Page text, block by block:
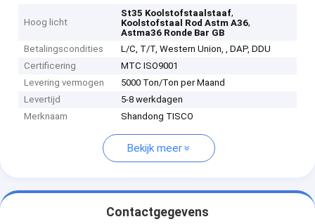
Hoog licht
St35 Koolstofstaalstaaf,
Koolstofstaal Rod Astm A36,
Astma36 Ronde Bar GB
Betalingscondities
L/C, T/T, Western Union, , DAP, DDU
Certificering
MTC ISO9001
Levering vermogen
5000 Ton/Ton per Maand
Levertijd
5-8 werkdagen
Merknaam
Shandong TISCO
Bekijk meer
Contactgegevens